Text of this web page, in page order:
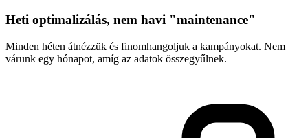
Heti optimalizálás, nem havi "maintenance"
Minden héten átnézzük és finomhangoljuk a kampányokat. Nem
várunk egy hónapot, amíg az adatok összegyűlnek.